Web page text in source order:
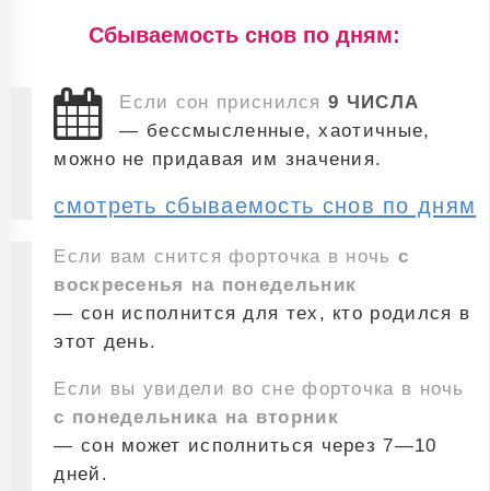
Cбываемость снов по дням:
Если сон приснился 9 ЧИСЛА
— бессмысленные, хаотичные,
можно не придавая им значения.
смотреть сбываемость снов по дням
Если вам снится форточка в ночь с
воскресенья на понедельник
— сон исполнится для тех, кто родился в
этот день.
Если вы увидели во сне форточка в ночь
с понедельника на вторник
— сон может исполниться через 7—10
дней.